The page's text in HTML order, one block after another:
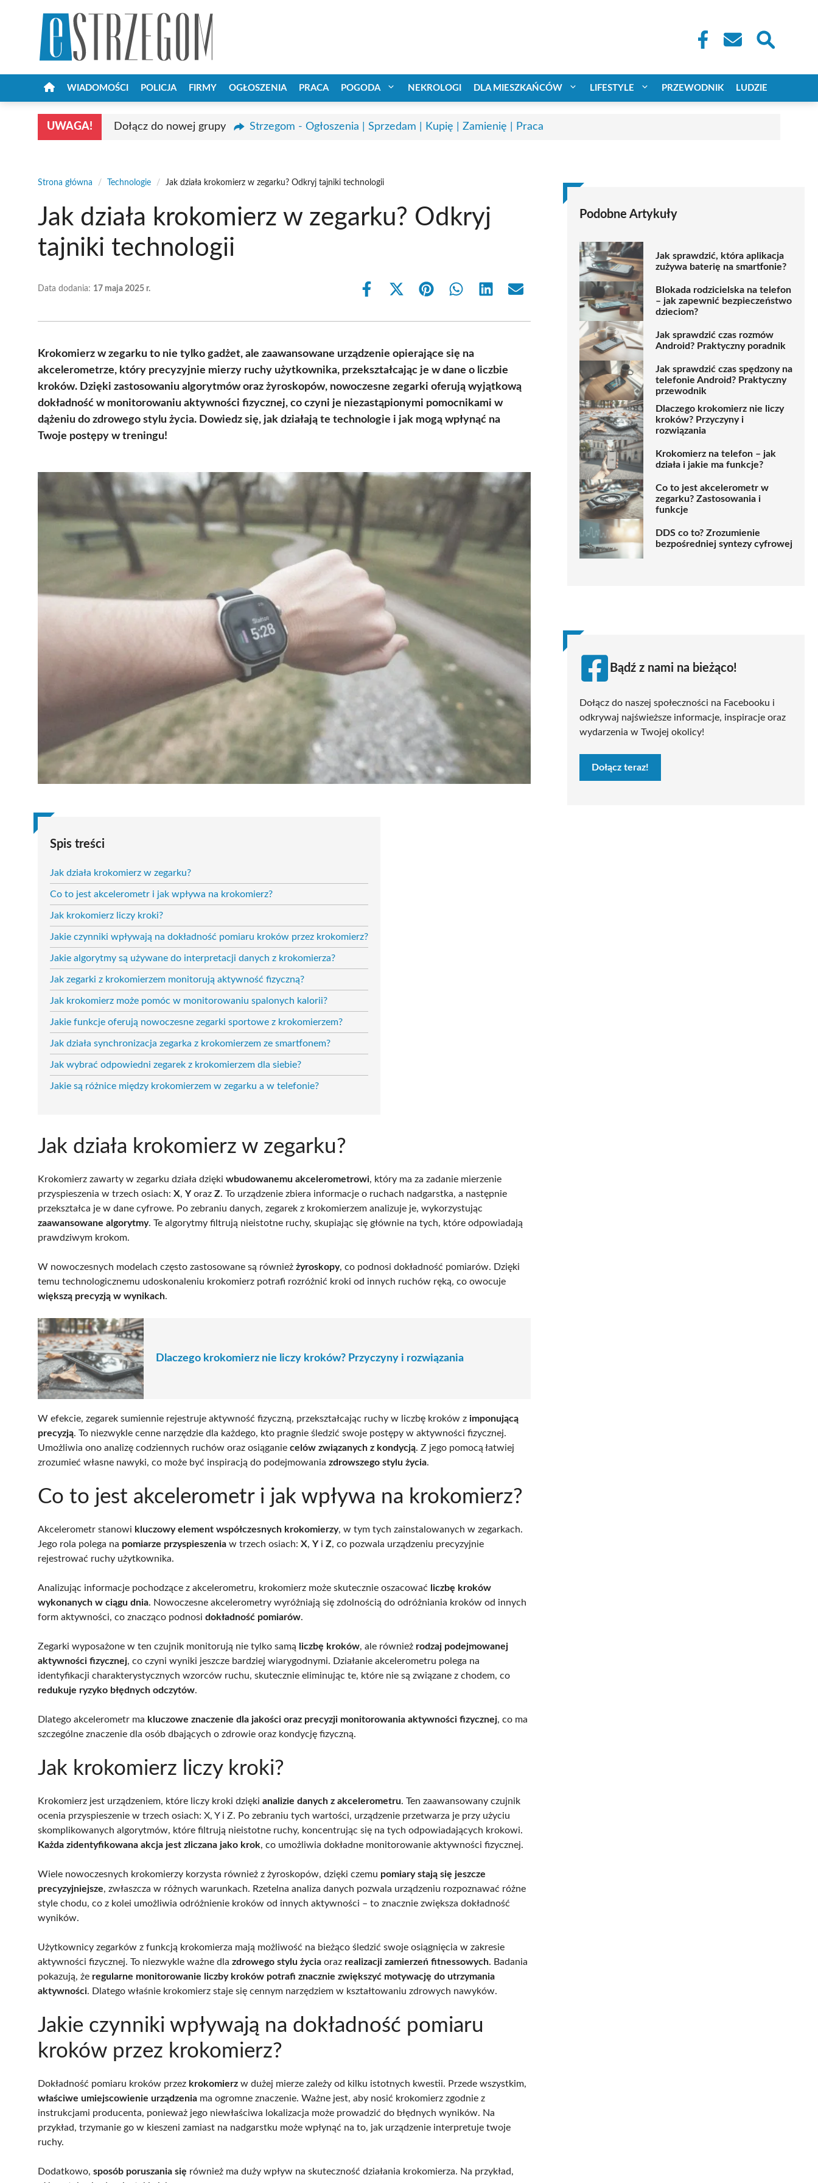
WIADOMOŚCI POLICJA FIRMY OGŁOSZENIA PRACA POGODA NEKROLOGI DLA MIESZKAŃCÓW LIFESTYLE PRZEWODNIK LUDZIE
UWAGA! Dołącz do nowej grupy Strzegom - Ogłoszenia | Sprzedam | Kupię | Zamienię | Praca
Strona główna / Technologie / Jak działa krokomierz w zegarku? Odkryj tajniki technologii
Jak działa krokomierz w zegarku? Odkryj
tajniki technologii
Data dodania: 17 maja 2025 r.
Share
Share
(Twitter)
Share Share Share Share
Krokomierz w zegarku to nie tylko gadżet, ale zaawansowane urządzenie opierające się na
akcelerometrze, który precyzyjnie mierzy ruchy użytkownika, przekształcając je w dane o liczbie
kroków. Dzięki zastosowaniu algorytmów oraz żyroskopów, nowoczesne zegarki oferują wyjątkową
dokładność w monitorowaniu aktywności fizycznej, co czyni je niezastąpionymi pomocnikami w
dążeniu do zdrowego stylu życia. Dowiedz się, jak działają te technologie i jak mogą wpłynąć na
Twoje postępy w treningu!
Spis treści
Jak działa krokomierz w zegarku?
Co to jest akcelerometr i jak wpływa na krokomierz?
Jak krokomierz liczy kroki?
Jakie czynniki wpływają na dokładność pomiaru kroków przez krokomierz?
Jakie algorytmy są używane do interpretacji danych z krokomierza?
Jak zegarki z krokomierzem monitorują aktywność fizyczną?
Jak krokomierz może pomóc w monitorowaniu spalonych kalorii?
Jakie funkcje oferują nowoczesne zegarki sportowe z krokomierzem?
Jak działa synchronizacja zegarka z krokomierzem ze smartfonem?
Jak wybrać odpowiedni zegarek z krokomierzem dla siebie?
Jakie są różnice między krokomierzem w zegarku a w telefonie?
Jak działa krokomierz w zegarku?
Krokomierz zawarty w zegarku działa dzięki wbudowanemu akcelerometrowi, który ma za zadanie mierzenie
przyspieszenia w trzech osiach: X, Yoraz Z. To urządzenie zbiera informacje o ruchach nadgarstka, a następnie
przekształca je w dane cyfrowe. Po zebraniu danych, zegarek z krokomierzem analizuje je, wykorzystując
zaawansowane algorytmy. Te algorytmy filtrują nieistotne ruchy, skupiając się głównie na tych, które odpowiadają
prawdziwym krokom.
W nowoczesnych modelach często zastosowane są również żyroskopy, co podnosi dokładność pomiarów. Dzięki
temu technologicznemu udoskonaleniu krokomierz potrafi rozróżnić kroki od innych ruchów ręką, co owocuje
większą precyzją w wynikach.
Dlaczego krokomierz nie liczy kroków? Przyczyny i rozwiązania
W efekcie, zegarek sumiennie rejestruje aktywność fizyczną, przekształcając ruchy w liczbę kroków z imponującą
precyzją. To niezwykle cenne narzędzie dla każdego, kto pragnie śledzić swoje postępy w aktywności fizycznej.
Umożliwia ono analizę codziennych ruchów oraz osiąganie celów związanych z kondycją. Z jego pomocą łatwiej
zrozumieć własne nawyki, co może być inspiracją do podejmowania zdrowszego stylu życia.
Co to jest akcelerometr i jak wpływa na krokomierz?
Akcelerometr stanowi kluczowy element współczesnych krokomierzy, w tym tych zainstalowanych w zegarkach.
Jego rola polega na pomiarze przyspieszenia w trzech osiach: X, Yi Z, co pozwala urządzeniu precyzyjnie
rejestrować ruchy użytkownika.
Analizując informacje pochodzące z akcelerometru, krokomierz może skutecznie oszacować liczbę kroków
wykonanych w ciągu dnia. Nowoczesne akcelerometry wyróżniają się zdolnością do odróżniania kroków od innych
form aktywności, co znacząco podnosi dokładność pomiarów.
Zegarki wyposażone w ten czujnik monitorują nie tylko samą liczbę kroków, ale również rodzaj podejmowanej
aktywności fizycznej, co czyni wyniki jeszcze bardziej wiarygodnymi. Działanie akcelerometru polega na
identyfikacji charakterystycznych wzorców ruchu, skutecznie eliminując te, które nie są związane z chodem, co
redukuje ryzyko błędnych odczytów.
Dlatego akcelerometr ma kluczowe znaczenie dla jakości oraz precyzji monitorowania aktywności fizycznej, co ma
szczególne znaczenie dla osób dbających o zdrowie oraz kondycję fizyczną.
Jak krokomierz liczy kroki?
Krokomierz jest urządzeniem, które liczy kroki dzięki analizie danych z akcelerometru. Ten zaawansowany czujnik
ocenia przyspieszenie w trzech osiach: X, Y i Z. Po zebraniu tych wartości, urządzenie przetwarza je przy użyciu
skomplikowanych algorytmów, które filtrują nieistotne ruchy, koncentrując się na tych odpowiadających krokowi.
Każda zidentyfikowana akcja jest zliczana jako krok, co umożliwia dokładne monitorowanie aktywności fizycznej.
Wiele nowoczesnych krokomierzy korzysta również z żyroskopów, dzięki czemu pomiary stają się jeszcze
precyzyjniejsze, zwłaszcza w różnych warunkach. Rzetelna analiza danych pozwala urządzeniu rozpoznawać różne
style chodu, co z kolei umożliwia odróżnienie kroków od innych aktywności – to znacznie zwiększa dokładność
wyników.
Użytkownicy zegarków z funkcją krokomierza mają możliwość na bieżąco śledzić swoje osiągnięcia w zakresie
aktywności fizycznej. To niezwykle ważne dla zdrowego stylu życia oraz realizacji zamierzeń fitnessowych. Badania
pokazują, że regularne monitorowanie liczby kroków potrafi znacznie zwiększyć motywację do utrzymania
aktywności. Dlatego właśnie krokomierz staje się cennym narzędziem w kształtowaniu zdrowych nawyków.
Jakie czynniki wpływają na dokładność pomiaru
kroków przez krokomierz?
Dokładność pomiaru kroków przez krokomierz w dużej mierze zależy od kilku istotnych kwestii. Przede wszystkim,
właściwe umiejscowienie urządzenia ma ogromne znaczenie. Ważne jest, aby nosić krokomierz zgodnie z
instrukcjami producenta, ponieważ jego niewłaściwa lokalizacja może prowadzić do błędnych wyników. Na
przykład, trzymanie go w kieszeni zamiast na nadgarstku może wpłynąć na to, jak urządzenie interpretuje twoje
ruchy.
Dodatkowo, sposób poruszania się również ma duży wpływ na skuteczność działania krokomierza. Na przykład,
Podobne Artykuły
Jak sprawdzić, która aplikacja
zużywa baterię na smartfonie?
Blokada rodzicielska na telefon
– jak zapewnić bezpieczeństwo
dzieciom?
Jak sprawdzić czas rozmów
Android? Praktyczny poradnik
Jak sprawdzić czas spędzony na
telefonie Android? Praktyczny
przewodnik
Dlaczego krokomierz nie liczy
kroków? Przyczyny i
rozwiązania
Krokomierz na telefon – jak
działa i jakie ma funkcje?
Co to jest akcelerometr w
zegarku? Zastosowania i
funkcje
DDS co to? Zrozumienie
bezpośredniej syntezy cyfrowej
Bądź z nami na bieżąco!
Dołącz do naszej społeczności na Facebooku i
odkrywaj najświeższe informacje, inspiracje oraz
wydarzenia w Twojej okolicy!
Dołącz teraz!